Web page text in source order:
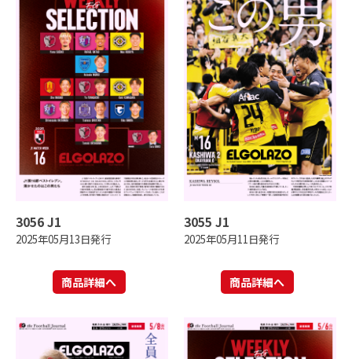
3056 J1
2025年05月13日発行
商品詳細へ
3055 J1
2025年05月11日発行
商品詳細へ